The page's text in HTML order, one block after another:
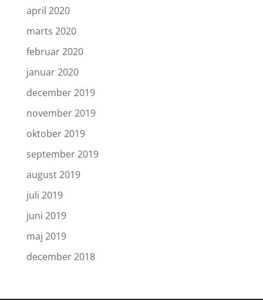
april 2020
marts 2020
februar 2020
januar 2020
december 2019
november 2019
oktober 2019
september 2019
august 2019
juli 2019
juni 2019
maj 2019
december 2018